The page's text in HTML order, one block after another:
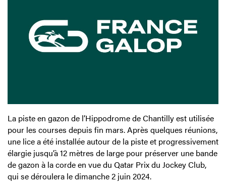
La piste en gazon de l’Hippodrome de Chantilly est utilisée
pour les courses depuis fin mars. Après quelques réunions,
une lice a été installée autour de la piste et progressivement
élargie jusqu’à 12 mètres de large pour préserver une bande
de gazon à la corde en vue du Qatar Prix du Jockey Club,
qui se déroulera le dimanche 2 juin 2024.